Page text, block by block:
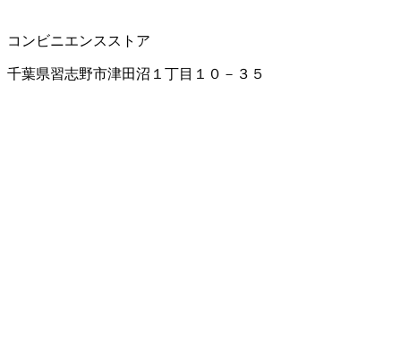
コンビニエンスストア
千葉県習志野市津田沼１丁目１０－３５